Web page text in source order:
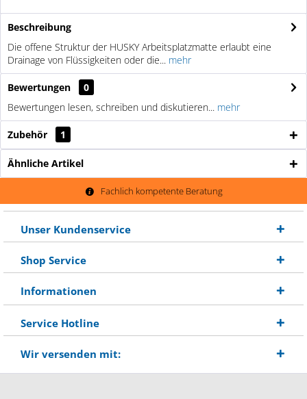
Beschreibung
Die offene Struktur der HUSKY Arbeitsplatzmatte erlaubt eine
Drainage von Flüssigkeiten oder die... mehr
Bewertungen
0
Bewertungen lesen, schreiben und diskutieren... mehr
Zubehör 1
Ähnliche Artikel
Fachlich kompetente Beratung
Unser Kundenservice
Shop Service
Informationen
Service Hotline
Wir versenden mit: